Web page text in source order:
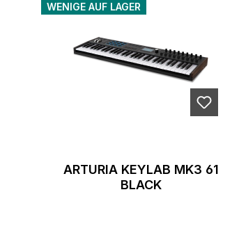
WENIGE AUF LAGER
ARTURIA KEYLAB MK3 61
BLACK